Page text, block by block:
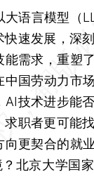
语言模型（
快速发展，深
能需求，重塑
中国劳动力市
AI技术进步能
求职者更可能
向更契合的就
？北京大学国